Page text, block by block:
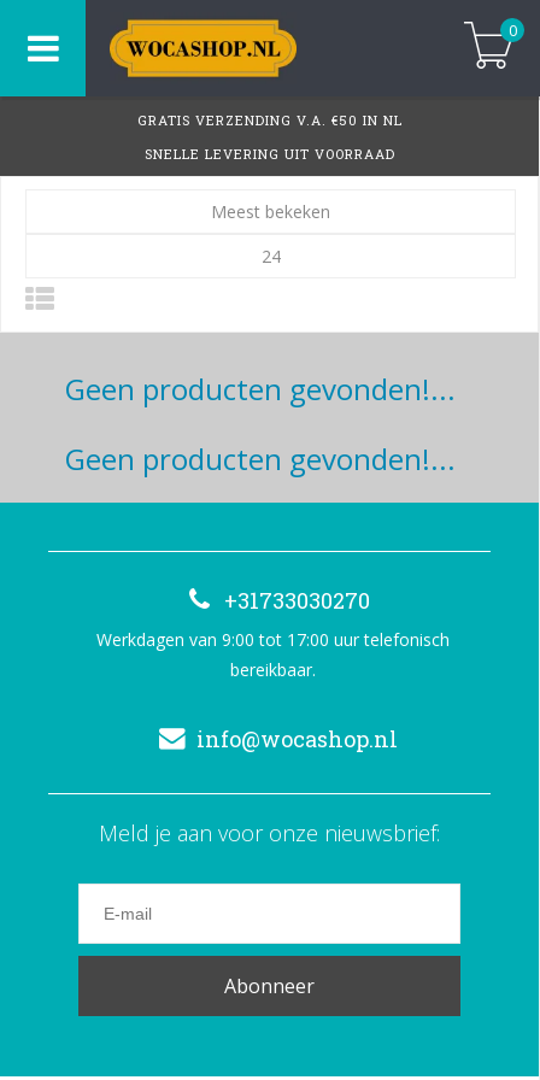
0
GRATIS VERZENDING V.A. €50 IN NL
SNELLE LEVERING UIT VOORRAAD
Meest bekeken
24
Geen producten gevonden!...
Geen producten gevonden!...
+31733030270
Werkdagen van 9:00 tot 17:00 uur telefonisch
bereikbaar.
info@wocashop.nl
Meld je aan voor onze nieuwsbrief:
Abonneer